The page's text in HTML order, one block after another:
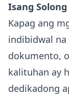
Isang
Kapag ang
indibidwal
dokumento,
kalituhan ay
dedikadong